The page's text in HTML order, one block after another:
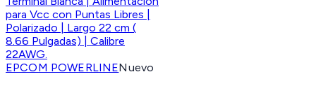
EPCOM POWERLINENuevo